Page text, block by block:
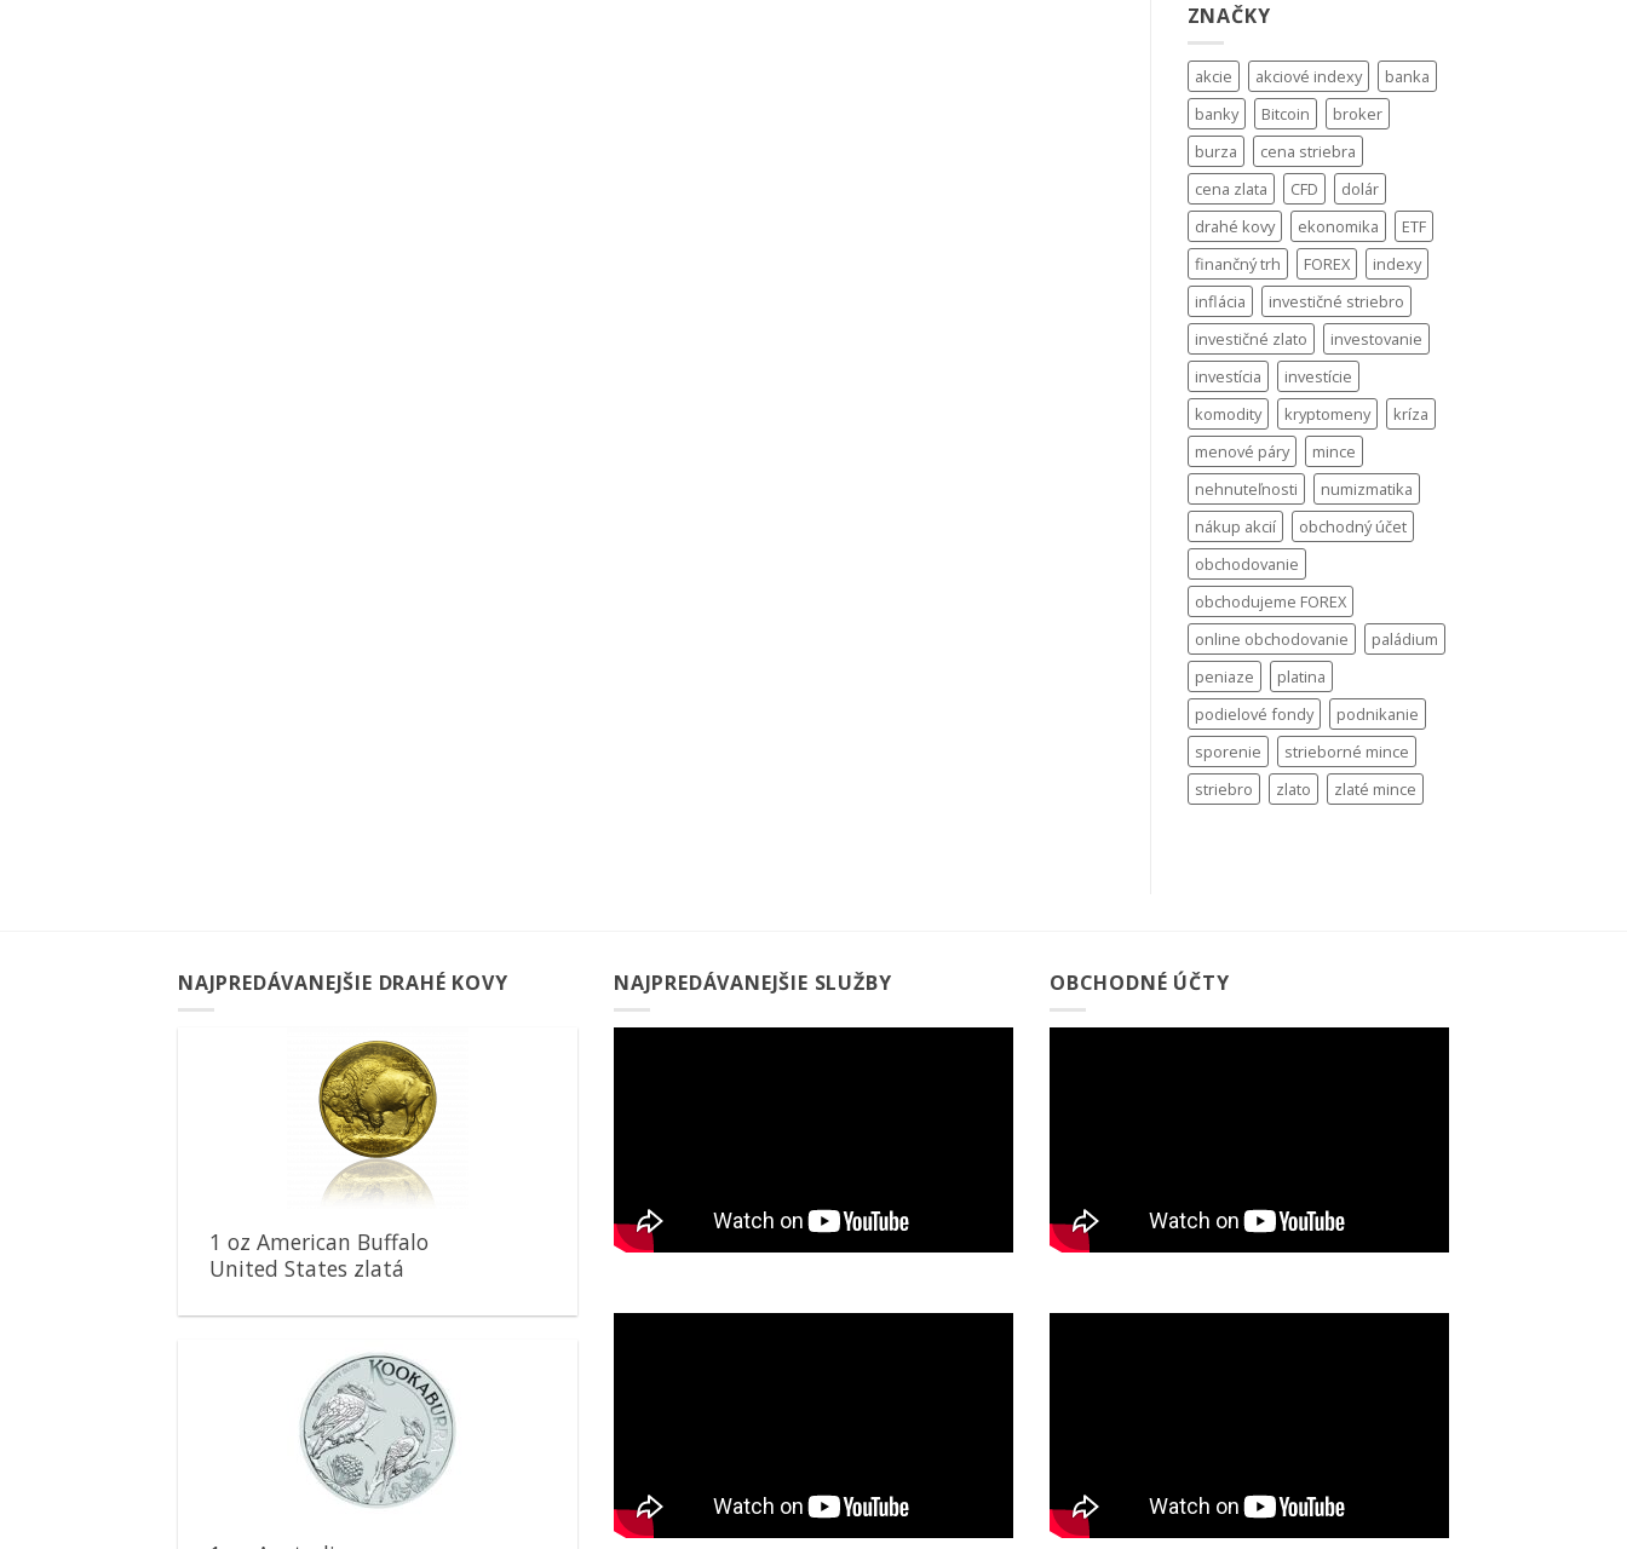
ZNAČKY
akcie akciové indexy
banka
banky
Bitcoin
broker
burza
cena striebra
cena zlata
CFD
dolár
drahé kovy
ekonomika
ETF
finančný trh
FOREX
indexy
inflácia
investičné striebro
investičné zlato
investovanie
investícia
investície
komodity
kryptomeny
kríza
menové páry
mince
nehnuteľnosti
numizmatika
nákup akcií
obchodný účet
obchodovanie
obchodujeme FOREX
online obchodovanie
paládium
peniaze
platina
podielové fondy
podnikanie
sporenie
strieborné mince
striebro
zlato zlaté mince
NAJPREDÁVANEJŠIE DRAHÉ KOVY
Pridať k
obľúbeným
1 oz American Buffalo
United States zlatá
Pridať k
obľúbeným
NAJPREDÁVANEJŠIE SLUŽBY OBCHODNÉ ÚČTY